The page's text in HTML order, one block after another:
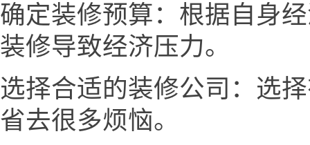
确定装修预算：根据自身
装修导致经济压力。
选择合适的装修公司：选
省去很多烦恼。